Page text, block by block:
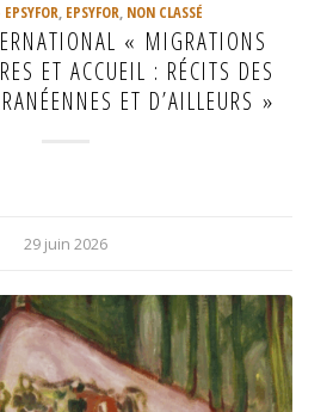
, EPSYFOR, NON CLASSÉ
« MIGRATIONS
ET ACCUEIL : RÉCITS DES
ET D’AILLEURS »
29 juin 2026